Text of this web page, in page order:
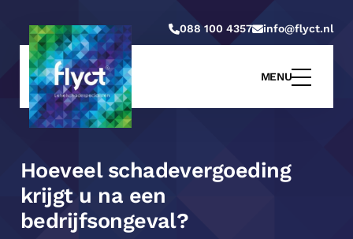
088 100 4357 info@flyct.nl
MENU
Hoeveel schadevergoeding
krijgt u na een
bedrijfsongeval?